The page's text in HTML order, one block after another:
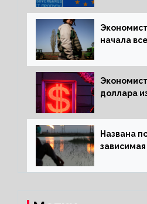
начала
доллара
Названа